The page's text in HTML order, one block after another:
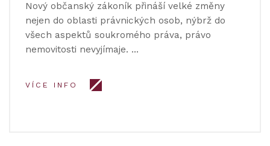
Nový občanský zákoník přináší velké změny
nejen do oblasti právnických osob, nýbrž do
všech aspektů soukromého práva, právo
nemovitosti nevyjímaje. …
VÍCE INFO